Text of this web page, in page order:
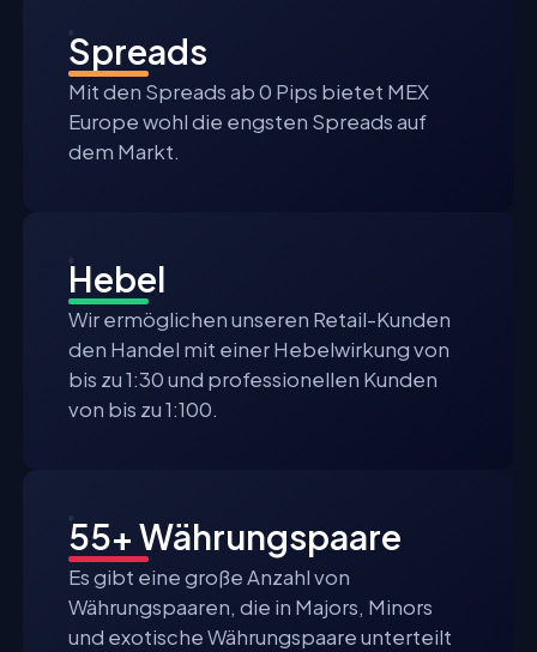
Spreads
Mit den Spreads ab 0 Pips bietet MEX
Europe wohl die engsten Spreads auf
dem Markt.
Hebel
Wir ermöglichen unseren Retail-Kunden
den Handel mit einer Hebelwirkung von
bis zu 1:30 und professionellen Kunden
von bis zu 1:100.
55+ Währungspaare
Es gibt eine große Anzahl von
Währungspaaren, die in Majors, Minors
und exotische Währungspaare unterteilt